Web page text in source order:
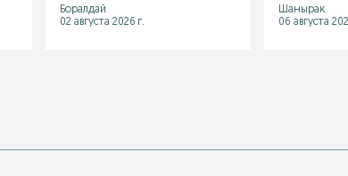
Боралдай
02 августа 2026 г.
Шанырак
06 августа